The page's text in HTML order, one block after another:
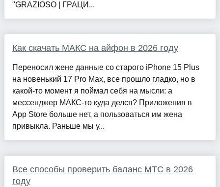
"GRAZIOSO | ГРАЦИ...
Как скачать МАКС на айфон в 2026 году
Переносил жене данные со старого iPhone 15 Plus
на новенький 17 Pro Max, все прошло гладко, но в
какой-то момент я поймал себя на мысли: а
мессенджер МАКС-то куда делся? Приложения в
App Store больше нет, а пользоваться им жена
привыкла. Раньше мы у...
Все способы проверить баланс МТС в 2026
году